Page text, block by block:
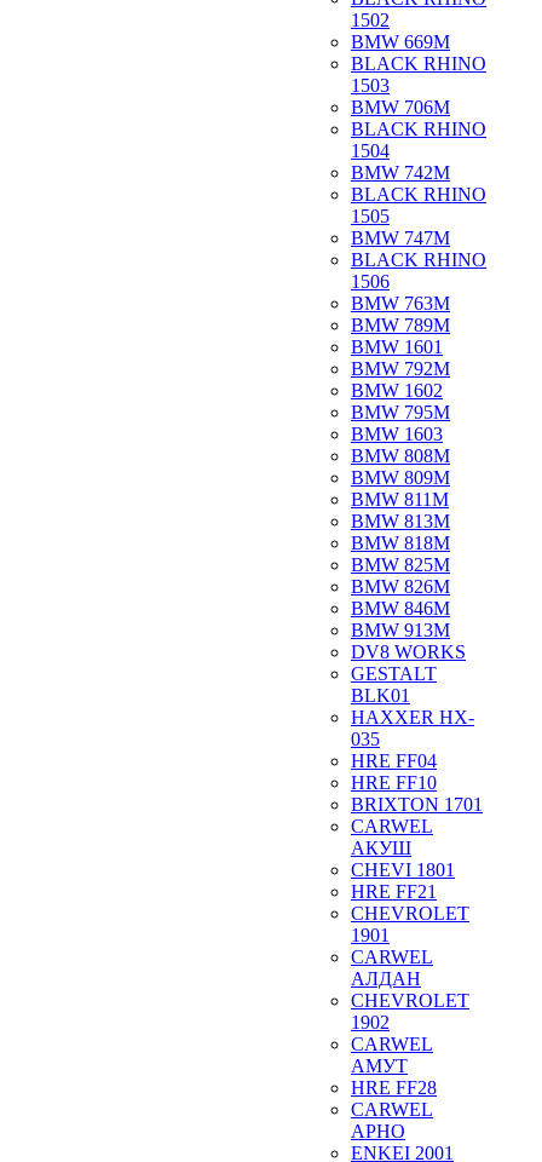
1502
BMW 669M
BLACK RHINO
1503
BMW 706M
BLACK RHINO
1504
BMW 742M
BLACK RHINO
1505
BMW 747M
BLACK RHINO
1506
BMW 763M
BMW 789M
BMW 1601
BMW 792M
BMW 1602
BMW 795M
BMW 1603
BMW 808M
BMW 809M
BMW 811M
BMW 813M
BMW 818M
BMW 825M
BMW 826M
BMW 846M
BMW 913M
DV8 WORKS
GESTALT
BLK01
HAXXER HX-
035
HRE FF04
HRE FF10
BRIXTON 1701
CARWEL
АКУШ
CHEVI 1801
HRE FF21
CHEVROLET
1901
CARWEL
АЛДАН
CHEVROLET
1902
CARWEL
АМУТ
HRE FF28
CARWEL
АРНО
ENKEI 2001